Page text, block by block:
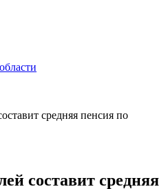
средняя пенсия по
составит средняя